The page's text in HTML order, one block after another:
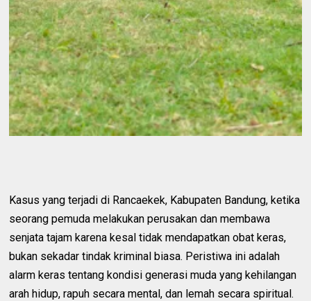
Kasus yang terjadi di Rancaekek, Kabupaten Bandung, ketika
seorang pemuda melakukan perusakan dan membawa
senjata tajam karena kesal tidak mendapatkan obat keras,
bukan sekadar tindak kriminal biasa. Peristiwa ini adalah
alarm keras tentang kondisi generasi muda yang kehilangan
arah hidup, rapuh secara mental, dan lemah secara spiritual.